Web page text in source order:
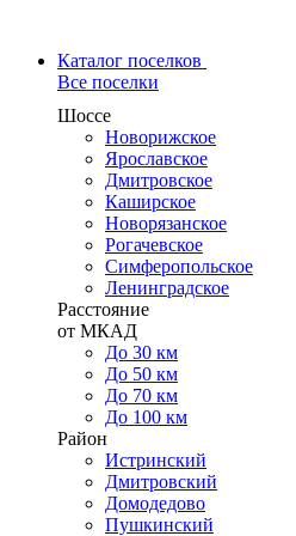
Каталог поселков
Все поселки
Шоссе
Новорижское
Ярославское
Дмитровское
Каширское
Новорязанское
Рогачевское
Симферопольское
Ленинградское
Расстояние
от МКАД
До 30 км
До 50 км
До 70 км
До 100 км
Район
Истринский
Дмитровский
Домодедово
Пушкинский